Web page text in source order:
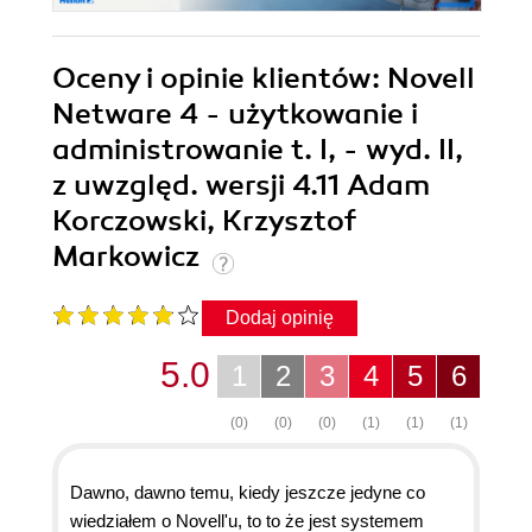
Oceny i opinie klientów: Novell
Netware 4 - użytkowanie i
administrowanie t. I, - wyd. II,
z uwzględ. wersji 4.11 Adam
Korczowski, Krzysztof
Markowicz
Dodaj opinię
6
(1)
5
(1)
4
(1)
3
(0)
2
(0)
1
(0)
5.0
Dawno, dawno temu, kiedy jeszcze jedyne co
wiedziałem o Novell'u, to to że jest systemem